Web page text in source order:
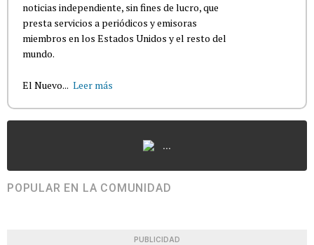
noticias independiente, sin fines de lucro, que
presta servicios a periódicos y emisoras
miembros en los Estados Unidos y el resto del
mundo.
El Nuevo... Leer más
...
POPULAR EN LA COMUNIDAD
PUBLICIDAD